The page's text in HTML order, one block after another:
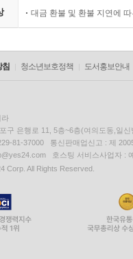
대금 환불 및 환불 지연에
침 청소년보호정책 도서홍보안내
라
구 은행로 11, 5층~6층(여의도동,일신
81-37000 통신판매업신고 : 제
호스팅 서비스사업자 :
Corp. All Rights Reserved.